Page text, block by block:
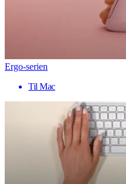
Ergo-serien
Til Mac